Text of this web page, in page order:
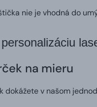
nie je vhodná do
na mieru
dokážete v našom